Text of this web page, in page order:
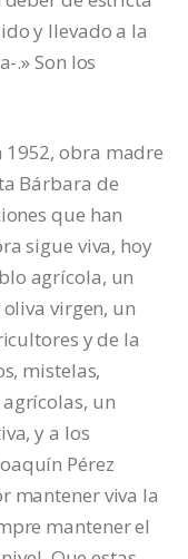
y llevado a la
.» Son los
1952, obra madre
Bárbara de
que han
sigue viva, hoy
agrícola, un
virgen, un
y de la
mistelas,
un
y a los
Pérez
mantener viva la
mantener el